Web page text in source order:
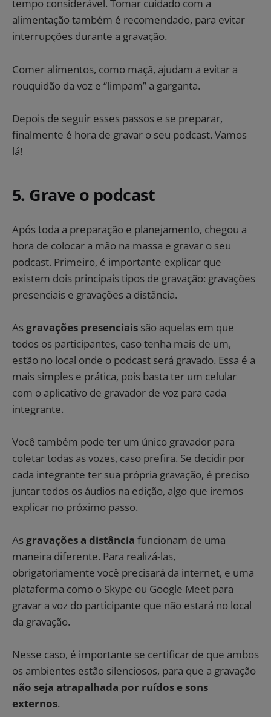
tempo considerável. Tomar cuidado com a
alimentação também é recomendado, para evitar
interrupções durante a gravação.
Comer alimentos, como maçã, ajudam a evitar a
rouquidão da voz e “limpam” a garganta.
Depois de seguir esses passos e se preparar,
finalmente é hora de gravar o seu podcast. Vamos
lá!
5. Grave o podcast
Após toda a preparação e planejamento, chegou a
hora de colocar a mão na massa e gravar o seu
podcast. Primeiro, é importante explicar que
existem dois principais tipos de gravação: gravações
presenciais e gravações a distância.
As gravações presenciais são aquelas em que
todos os participantes, caso tenha mais de um,
estão no local onde o podcast será gravado. Essa é a
mais simples e prática, pois basta ter um celular
com o aplicativo de gravador de voz para cada
integrante.
Você também pode ter um único gravador para
coletar todas as vozes, caso prefira. Se decidir por
cada integrante ter sua própria gravação, é preciso
juntar todos os áudios na edição, algo que iremos
explicar no próximo passo.
As gravações a distância funcionam de uma
maneira diferente. Para realizá-las,
obrigatoriamente você precisará da internet, e uma
plataforma como o Skype ou Google Meet para
gravar a voz do participante que não estará no local
da gravação.
Nesse caso, é importante se certificar de que ambos
os ambientes estão silenciosos, para que a gravação
não seja atrapalhada por ruídos e sons
externos.